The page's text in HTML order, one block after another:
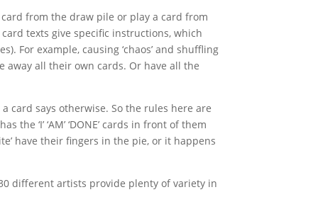
from the draw pile or play a card from
texts give specific instructions, which
For example, causing ‘chaos’ and shuffling
all their own cards. Or have all the
card says otherwise. So the rules here are
‘I’ ‘AM’ ‘DONE’ cards in front of them
have their fingers in the pie, or it happens
different artists provide plenty of variety in